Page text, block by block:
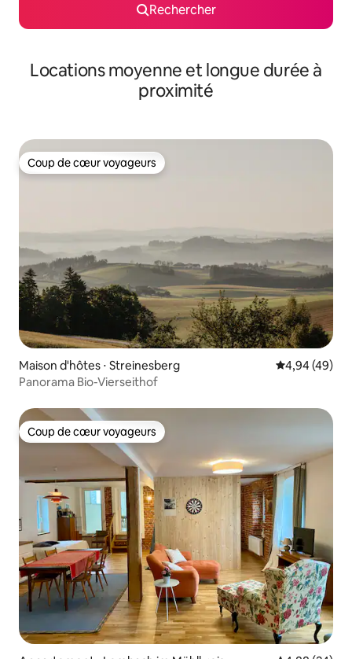
Rechercher
Locations moyenne et longue durée à
proximité
Coup de cœur voyageurs
Coup de cœur voyageurs
Maison d'hôtes ⋅ Streinesberg Évaluation
4,94 (49)
Panorama Bio-Vierseithof
Coup de cœur voyageurs
Coup de cœur voyageurs